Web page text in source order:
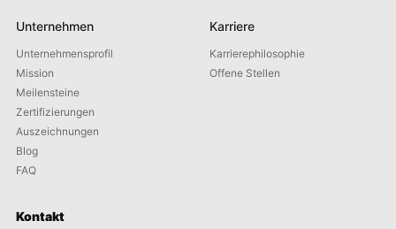
Unternehmen
Unternehmensprofil
Mission
Meilensteine
Zertifizierungen
Auszeichnungen
Blog
FAQ
Karriere
Karrierephilosophie
Offene Stellen
Kontakt